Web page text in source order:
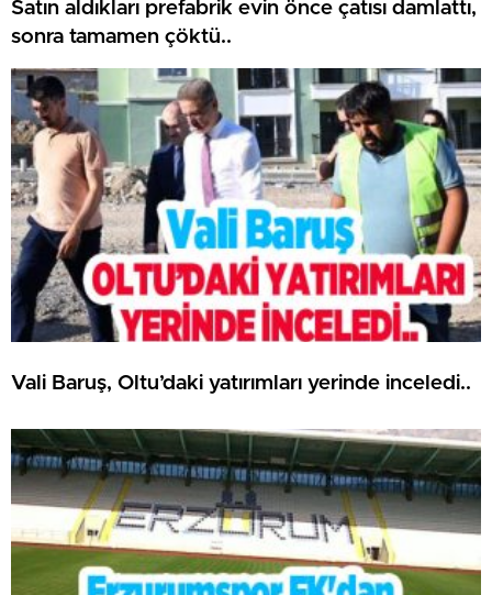
Satın aldıkları prefabrik evin önce çatısı damlattı,
sonra tamamen çöktü..
Vali Baruş, Oltu’daki yatırımları yerinde inceledi..